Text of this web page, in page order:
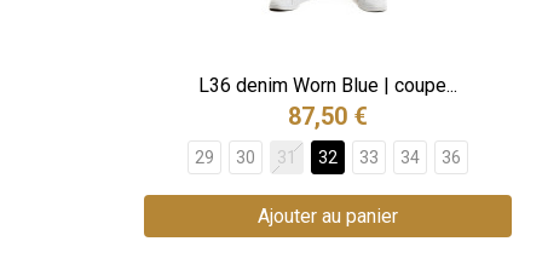
L36 denim Worn Blue | coupe...
87,50 €
29 30 31 32 33 34 36
Ajouter au panier